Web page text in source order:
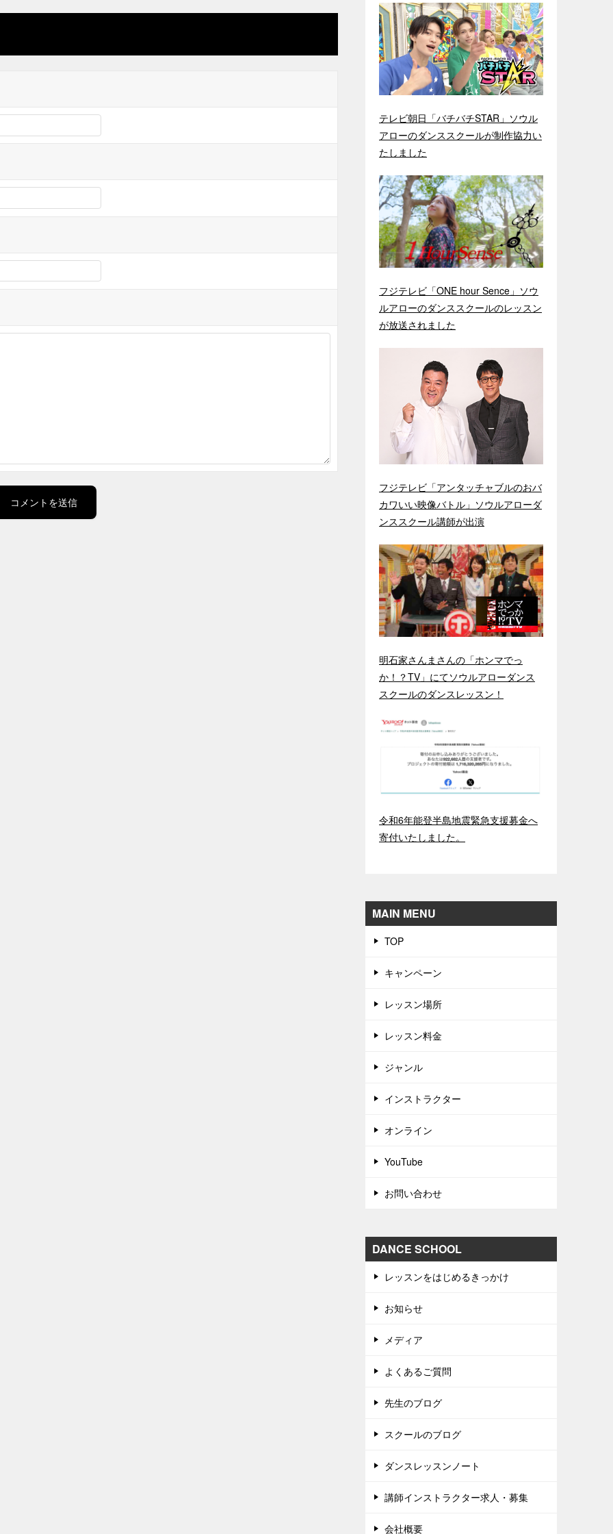
テレビ朝日「バチバチSTAR」ソウル
アローのダンススクールが制作協力い
たしました
フジテレビ「ONE hour Sence」ソウ
ルアローのダンススクールのレッスン
が放送されました
フジテレビ「アンタッチャブルのおバ
カワいい映像バトル」ソウルアローダ
ンススクール講師が出演
明石家さんまさんの「ホンマでっ
か！？TV」にてソウルアローダンス
スクールのダンスレッスン！
令和6年能登半島地震緊急支援募金へ
寄付いたしました。
MAIN MENU
TOP
キャンペーン
レッスン場所
レッスン料金
ジャンル
インストラクター
オンライン
YouTube
お問い合わせ
DANCE SCHOOL
レッスンをはじめるきっかけ
お知らせ
メディア
よくあるご質問
先生のブログ
スクールのブログ
ダンスレッスンノート
講師インストラクター求人・募集
会社概要